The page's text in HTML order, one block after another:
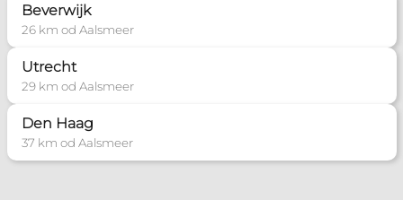
Beverwijk
26 km od Aalsmeer
Utrecht
29 km od Aalsmeer
Den Haag
37 km od Aalsmeer